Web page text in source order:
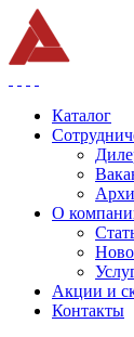
Каталог
О
Акции и
Контакты